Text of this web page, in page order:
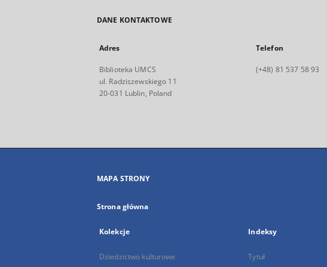
DANE KONTAKTOWE
Adres
Biblioteka UMCS
ul. Radziszewskiego 11
20-031 Lublin, Poland
Telefon
(+48) 81 537 58 93
MAPA STRONY
Strona główna
Kolekcje
Dziedzictwo kulturowe
Indeksy
Tytuł